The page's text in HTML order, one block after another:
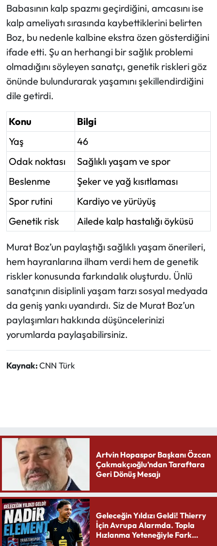
Babasının kalp spazmı geçirdiğini, amcasını ise
kalp ameliyatı sırasında kaybettiklerini belirten
Boz, bu nedenle kalbine ekstra özen gösterdiğini
ifade etti. Şu an herhangi bir sağlık problemi
olmadığını söyleyen sanatçı, genetik riskleri göz
önünde bulundurarak yaşamını şekillendirdiğini
dile getirdi.
Konu
Bilgi
Yaş
46
Odak noktası
Sağlıklı yaşam ve spor
Beslenme
Şeker ve yağ kısıtlaması
Spor rutini
Kardiyo ve yürüyüş
Genetik risk
Ailede kalp hastalığı öyküsü
Murat Boz’un paylaştığı sağlıklı yaşam önerileri,
hem hayranlarına ilham verdi hem de genetik
riskler konusunda farkındalık oluşturdu. Ünlü
sanatçının disiplinli yaşam tarzı sosyal medyada
da geniş yankı uyandırdı. Siz de Murat Boz’un
paylaşımları hakkında düşüncelerinizi
yorumlarda paylaşabilirsiniz.
Kaynak:CNN Türk
Artvin Hopaspor Başkanı Özcan
Çakmakçıoğlu’ndan Taraftara
Geri Dönüş Mesajı
Geleceğin Yıldızı Geldi! Thierry
İçin Avrupa Alarmda. Topla
Hızlanma Yeteneğiyle Fark